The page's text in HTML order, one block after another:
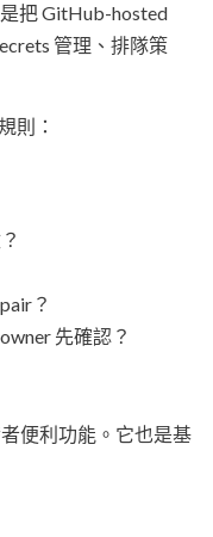
把 GitHub-hosted
管理、排隊策
則：
？
先確認？
便利功能。它也是基